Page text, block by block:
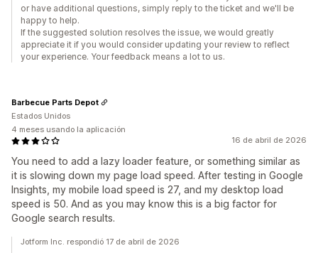
or have additional questions, simply reply to the ticket and we'll be
happy to help.
If the suggested solution resolves the issue, we would greatly
appreciate it if you would consider updating your review to reflect
your experience. Your feedback means a lot to us.
16 de abril de 2026
You need to add a lazy loader feature, or something similar as
it is slowing down my page load speed. After testing in Google
Insights, my mobile load speed is 27, and my desktop load
speed is 50. And as you may know this is a big factor for
Google search results.
Barbecue Parts Depot
Estados Unidos
4 meses usando la aplicación
Jotform Inc. respondió 17 de abril de 2026